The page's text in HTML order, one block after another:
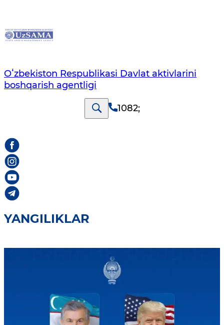
Oʻzbekiston Respublikasi Davlat aktivlarini
boshqarish agentligi
1082;
YANGILIKLAR